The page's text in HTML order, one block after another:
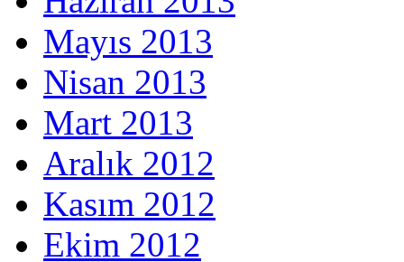
Mayıs 2013
Nisan 2013
Mart 2013
Aralık 2012
Kasım 2012
Ekim 2012